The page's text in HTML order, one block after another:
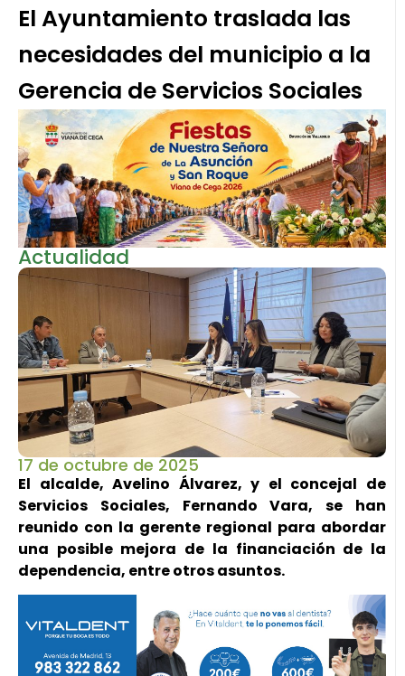
El Ayuntamiento traslada las
necesidades del municipio a la
Gerencia de Servicios Sociales
Actualidad
17 de octubre de 2025
El alcalde, Avelino Álvarez, y el concejal de
Servicios Sociales, Fernando Vara, se han
reunido con la gerente regional para abordar
una posible mejora de la financiación de la
dependencia, entre otros asuntos.